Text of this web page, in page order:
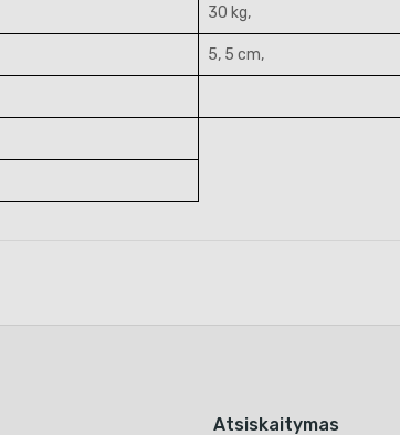
30 kg,
5, 5 cm,
Atsiskaitymas